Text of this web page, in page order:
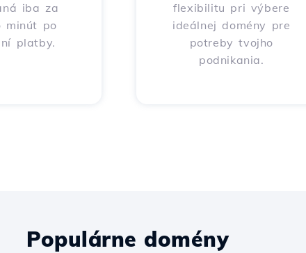
iba za
minút po
platby.
flexibilitu pri výbere
ideálnej domény pre
potreby tvojho
podnikania.
Populárne domény